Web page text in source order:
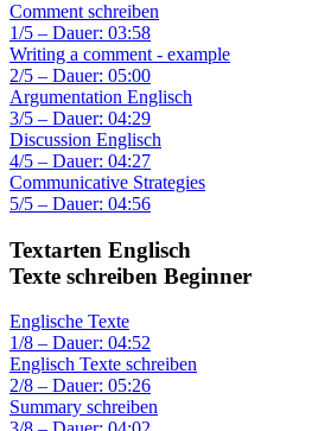
Comment schreiben
1/5 – Dauer: 03:58
Writing a comment - example
2/5 – Dauer: 05:00
Argumentation Englisch
3/5 – Dauer: 04:29
Discussion Englisch
4/5 – Dauer: 04:27
Communicative Strategies
5/5 – Dauer: 04:56
Textarten Englisch
Texte schreiben Beginner
Englische Texte
1/8 – Dauer: 04:52
Englisch Texte schreiben
2/8 – Dauer: 05:26
Summary schreiben